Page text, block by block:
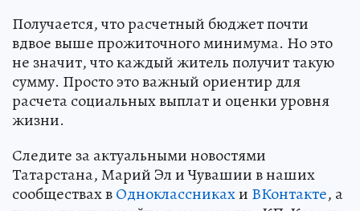
Получается, что расчетный бюджет почти
вдвое выше прожиточного минимума. Но это
не значит, что каждый житель получит такую
сумму. Просто это важный ориентир для
расчета социальных выплат и оценки уровня
жизни.
Следите за актуальными новостями
Татарстана, Марий Эл и Чувашии в наших
сообществах вОдноклассникахи ВКонтакте, а